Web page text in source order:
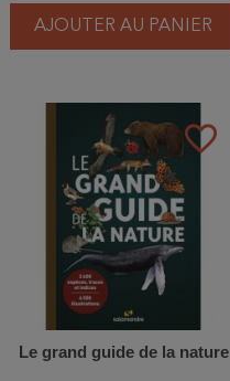
AJOUTER AU PANIER
favorite_border
Le grand guide de la nature